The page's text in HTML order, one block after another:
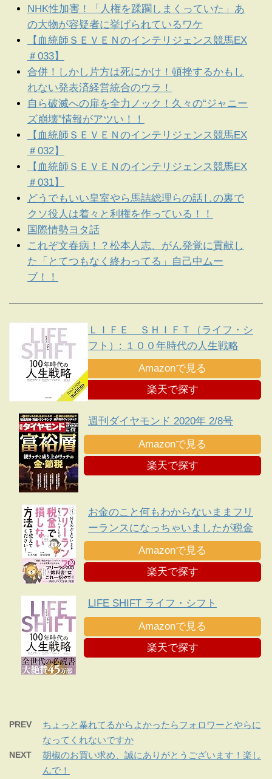
NHK性加害！「人権を蹂躙しまくっていた」あ
の大物が容疑者に挙げられているワケ
【血統師ＳＥＶＥＮのインテリジェンス競馬EX
＃033】
合併！しかし片方は死にかけ！頓挫するかもし
れない発表済経営統合のウラ！
自ら破滅への扉を全力ノック！久々の“ジャニー
ズ崩壊”情報がアツい！！
【血統師ＳＥＶＥＮのインテリジェンス競馬EX
＃032】
【血統師ＳＥＶＥＮのインテリジェンス競馬EX
＃031】
どうでもいい皇室やら馬詰総理らの話しの裏で
クソ役人は着々と利権を作っている！！
国際情勢ヨタ話
これぞ文春病！？松本人志、がん発覚に貢献し
た「とてつもなく終わってる」自己中ムー
ブ！！
ＬＩＦＥ ＳＨＩＦＴ（ライフ・シ
フト）: １００年時代の人生戦略
Amazonで見る
楽天で探す
週刊ダイヤモンド 2020年 2/8号
Amazonで見る
楽天で探す
お金のこと何もわからないままフリ
ーランスになっちゃいましたが税金
で損しない方法を教えてください!
Amazonで見る
楽天で探す
LIFE SHIFT ライフ・シフト
Amazonで見る
楽天で探す
PREV
ちょっと暴れてるからよかったらフォロワーとやらに
なってくれないですか
NEXT
胡椒のお買い求め、誠にありがとうございます！楽し
んで！